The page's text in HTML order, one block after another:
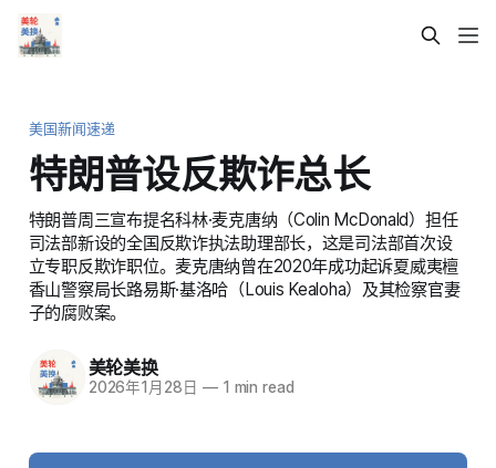
美国新闻速递
特朗普设反欺诈总长
特朗普周三宣布提名科林·麦克唐纳（Colin McDonald）担任
司法部新设的全国反欺诈执法助理部长，这是司法部首次设
立专职反欺诈职位。麦克唐纳曾在2020年成功起诉夏威夷檀
香山警察局长路易斯·基洛哈（Louis Kealoha）及其检察官妻
子的腐败案。
美轮美换
2026年1月28日 —1 min read